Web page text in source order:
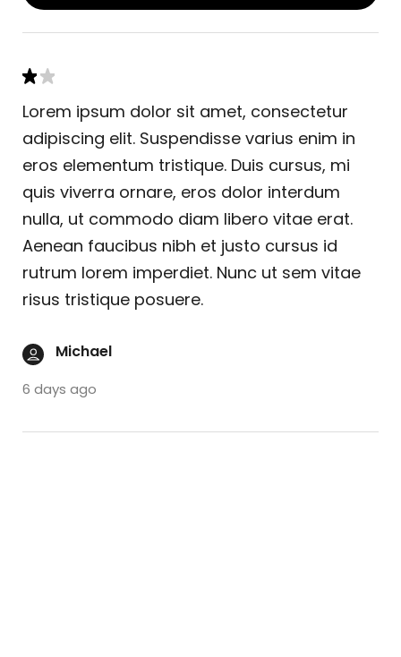
Lorem ipsum dolor sit amet, consectetur
adipiscing elit. Suspendisse varius enim in
eros elementum tristique. Duis cursus, mi
quis viverra ornare, eros dolor interdum
nulla, ut commodo diam libero vitae erat.
Aenean faucibus nibh et justo cursus id
rutrum lorem imperdiet. Nunc ut sem vitae
risus tristique posuere.
Michael
6 days ago